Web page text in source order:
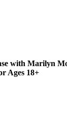
with Marilyn
Ages 18+